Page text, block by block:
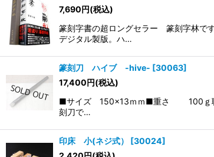
7,690円(税込)
篆刻字書の超ロングセラー 篆刻字林で
デジタル製版。ハ…
篆刻刀 ハイブ -hive- [30063]
17,400円(税込)
■サイズ 150×13ｍｍ■重さ 100ｇ職人
刻刀で…
印床 小(ネジ式） [30024]